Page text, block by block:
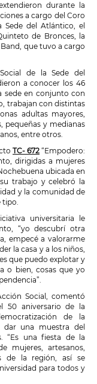
durante la
a cargo del Coro
Sede del Atlántico, el
de Bronces, la
que tuvo a cargo
de la Sede del
a conocer los 46
sede en conjunto con
trabajan con distintas
adultas mayores,
pequeñas y medianas
entre otros.
TC- 672 “Empodero:
dirigidas a mujeres
ubicada en
trabajo y celebró la
y la comunidad de
tipo.
universitaria le
“yo descubrí otra
empecé a valorarme
la casa y a los niños,
que puedo explotar y
o bien, cosas que yo
Social, comentó
50 aniversario de la
de la
dar una muestra del
“Es una fiesta de la
mujeres, artesanos,
de la región, así se
para todos y